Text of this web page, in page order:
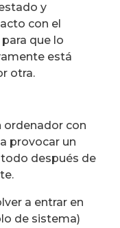
y
con el
que lo
está
otra.
ordenador con
provocar un
después de
a entrar en
de sistema)